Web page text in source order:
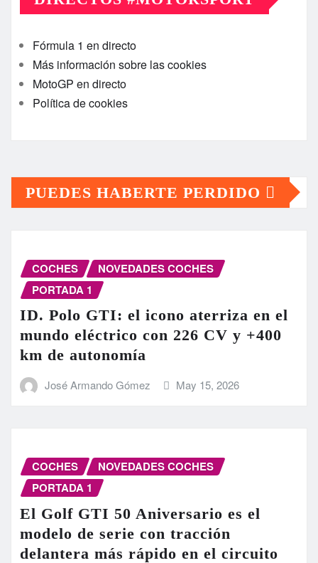
Fórmula 1 en directo
Más información sobre las cookies
MotoGP en directo
Política de cookies
PUEDES HABERTE PERDIDO
COCHES
NOVEDADES COCHES
PORTADA 1
ID. Polo GTI: el icono aterriza en el
mundo eléctrico con 226 CV y +400
km de autonomía
José Armando Gómez May 15, 2026
COCHES
NOVEDADES COCHES
PORTADA 1
El Golf GTI 50 Aniversario es el
modelo de serie con tracción
delantera más rápido en el circuito